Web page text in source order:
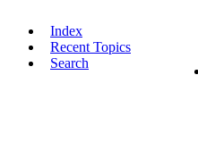
Index
Recent Topics
Search